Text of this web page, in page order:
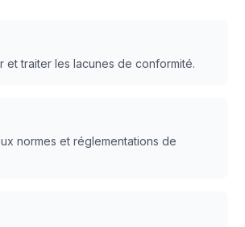
traiter les lacunes de conformité.
normes et réglementations de